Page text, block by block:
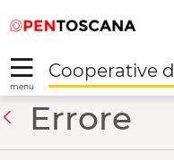
Skip to Main Content
alal
menu
Cooperative
Alter Eco
Errore